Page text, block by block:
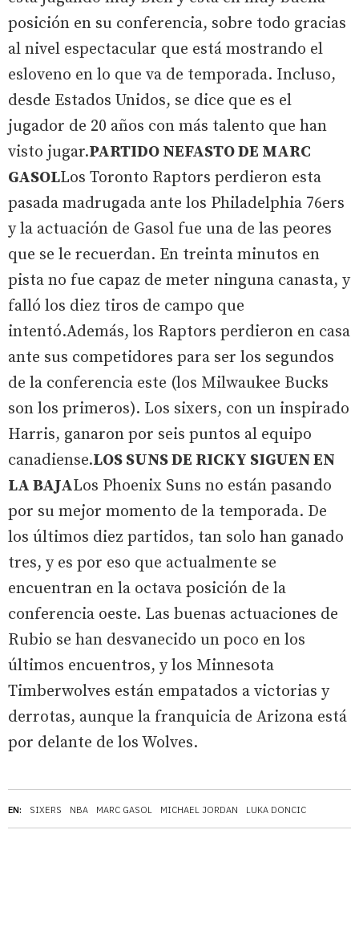
EN: SIXERS NBA MARC GASOL MICHAEL JORDAN LUKA DONCIC
posición en su conferencia, sobre todo gracias
al nivel espectacular que está mostrando el
esloveno en lo que va de temporada. Incluso,
desde Estados Unidos, se dice que es el
jugador de 20 años con más talento que han
visto jugar.PARTIDO NEFASTO DE MARC
GASOLLos Toronto Raptors perdieron esta
pasada madrugada ante los Philadelphia 76ers
y la actuación de Gasol fue una de las peores
que se le recuerdan. En treinta minutos en
pista no fue capaz de meter ninguna canasta, y
falló los diez tiros de campo que
intentó.Además, los Raptors perdieron en casa
ante sus competidores para ser los segundos
de la conferencia este (los Milwaukee Bucks
son los primeros). Los sixers, con un inspirado
Harris, ganaron por seis puntos al equipo
canadiense.LOS SUNS DE RICKY SIGUEN EN
LA BAJALos Phoenix Suns no están pasando
por su mejor momento de la temporada. De
los últimos diez partidos, tan solo han ganado
tres, y es por eso que actualmente se
encuentran en la octava posición de la
conferencia oeste. Las buenas actuaciones de
Rubio se han desvanecido un poco en los
últimos encuentros, y los Minnesota
Timberwolves están empatados a victorias y
derrotas, aunque la franquicia de Arizona está
por delante de los Wolves.